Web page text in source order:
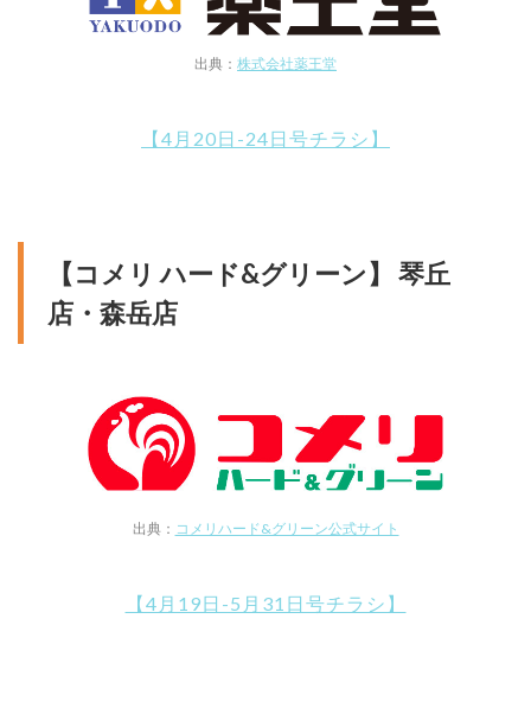
出典： 株式会社薬王堂
【4月20日-24日号チラシ】
【コメリ ハード&グリーン】 琴丘
店・森岳店
出典： コメリハード&グリーン公式サイト
【4月19日-5月31日号チラシ】